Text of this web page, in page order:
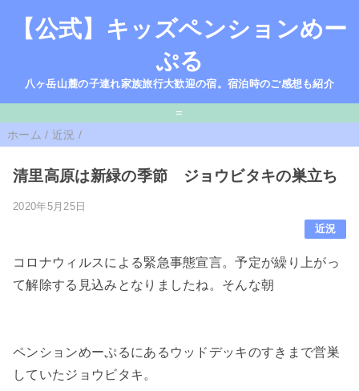
【公式】キッズペンションめー
ぷる
八ヶ岳山麓の子連れ家族旅行大歓迎の宿。宿泊時のご感想も紹介
=
ホーム / 近況 /
清里高原は新緑の季節 ジョウビタキの巣立ち
2020年5月25日
近況
コロナウィルスによる緊急事態宣言。予定が繰り上がっ
て解除する見込みとなりましたね。そんな朝
ペンションめーぷるにあるウッドデッキのすきまで営巣
していたジョウビタキ。